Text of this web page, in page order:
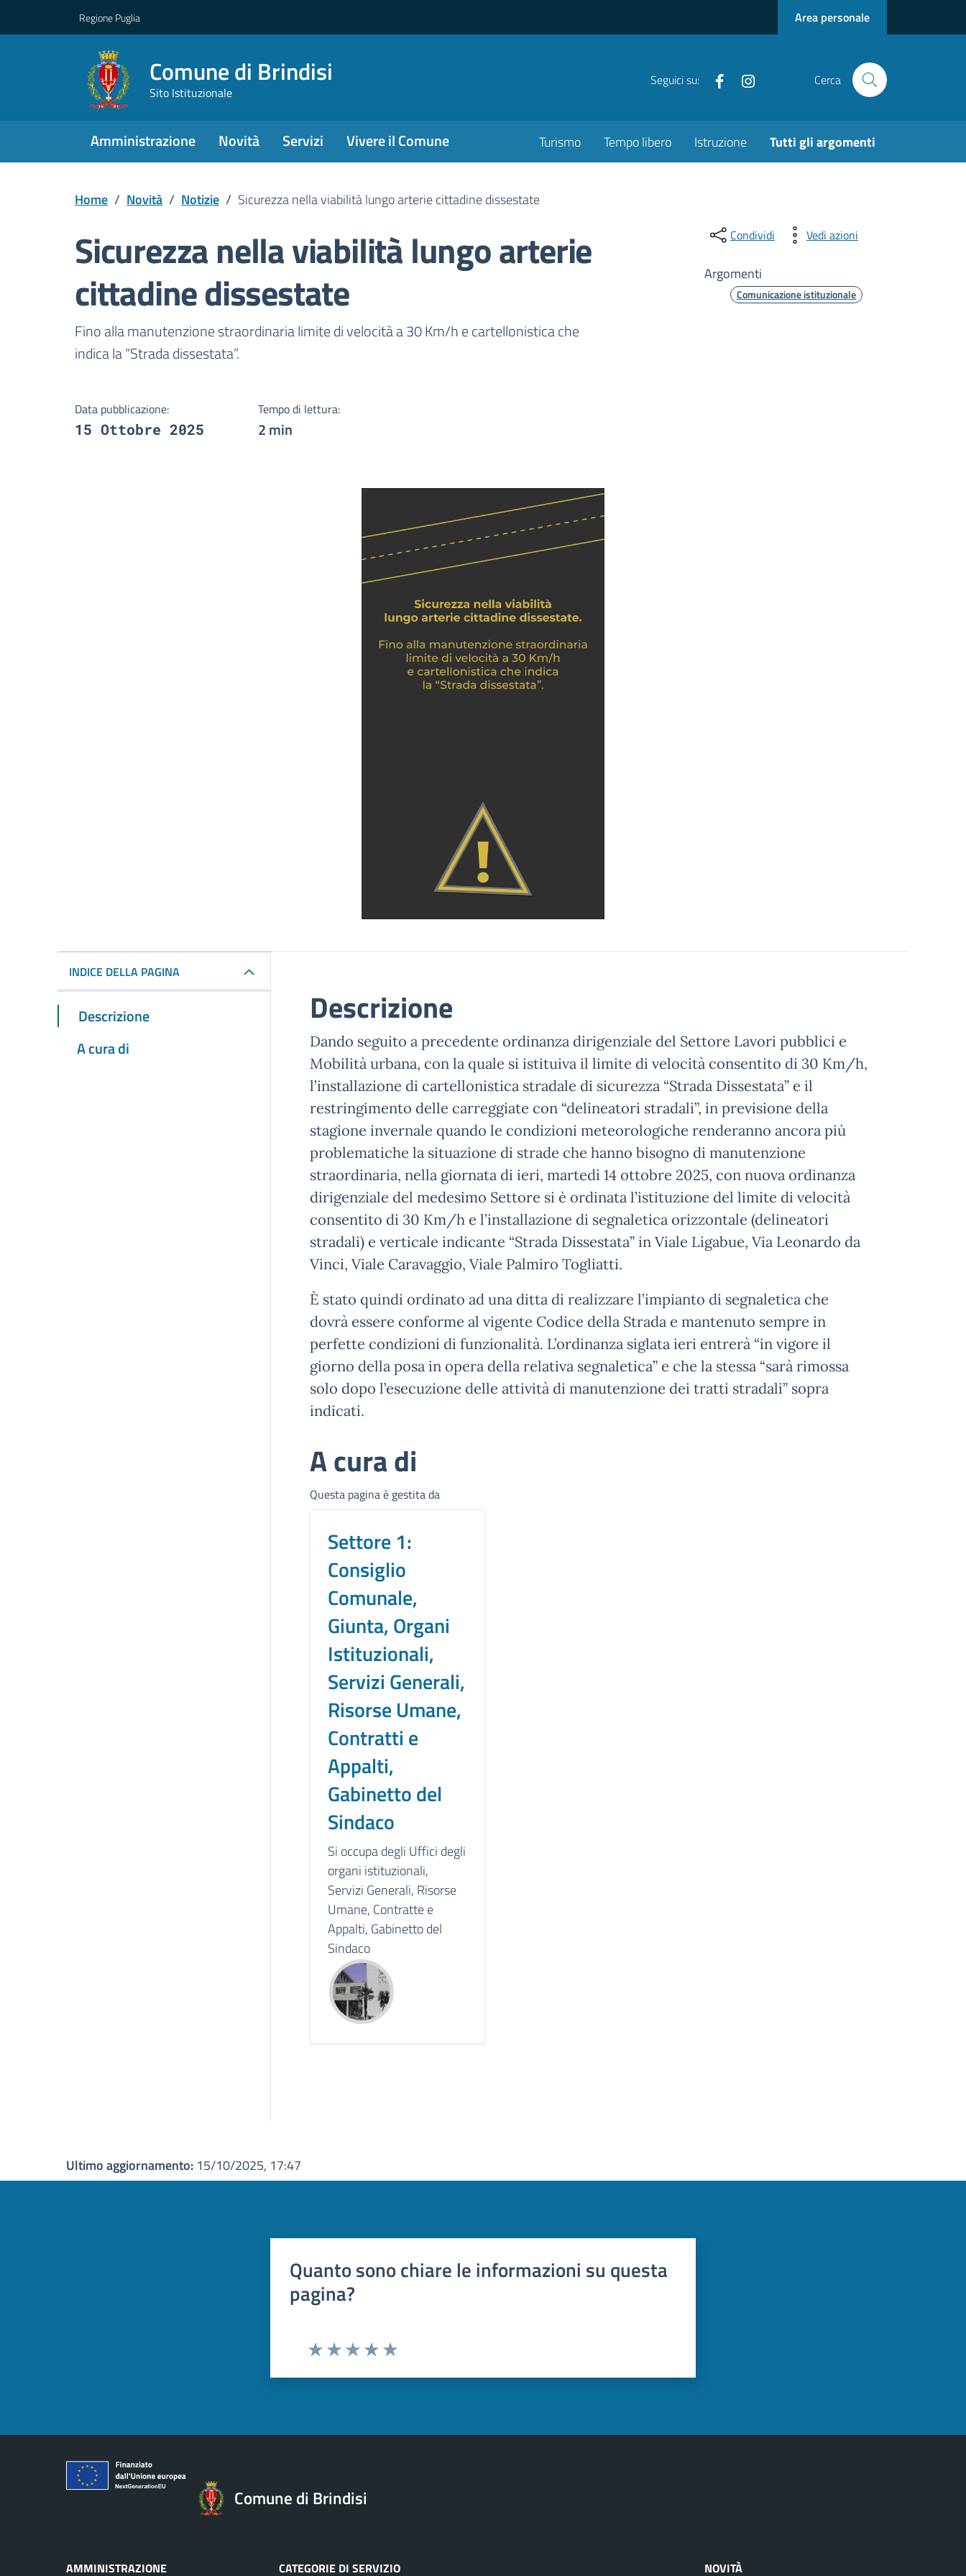
Regione Puglia Area personale
Comune di Brindisi
Sito Istituzionale
Seguici su: FacebookInstagramCerca
Amministrazione Novità Servizi Vivere il Comune Turismo Tempo libero Istruzione Tutti gli argomenti
Home / Novità / Notizie / Sicurezza nella viabilità lungo arterie cittadine dissestate
Sicurezza nella viabilità lungo arterie
cittadine dissestate
Dettagli della notizia
Fino alla manutenzione straordinaria limite di velocità a 30 Km/h e cartellonistica che
indica la “Strada dissestata”.
Data pubblicazione:
15 Ottobre 2025
Tempo di lettura:
2 min
Condividi Vedi azioni
Argomenti
Comunicazione istituzionale
INDICE DELLA PAGINA
Descrizione
A cura di
Descrizione
Dando seguito a precedente ordinanza dirigenziale del Settore Lavori pubblici e
Mobilità urbana, con la quale si istituiva il limite di velocità consentito di 30 Km/h,
l’installazione di cartellonistica stradale di sicurezza “Strada Dissestata” e il
restringimento delle carreggiate con “delineatori stradali”, in previsione della
stagione invernale quando le condizioni meteorologiche renderanno ancora più
problematiche la situazione di strade che hanno bisogno di manutenzione
straordinaria, nella giornata di ieri, martedì 14 ottobre 2025, con nuova ordinanza
dirigenziale del medesimo Settore si è ordinata l’istituzione del limite di velocità
consentito di 30 Km/h e l’installazione di segnaletica orizzontale (delineatori
stradali) e verticale indicante “Strada Dissestata” in Viale Ligabue, Via Leonardo da
Vinci, Viale Caravaggio, Viale Palmiro Togliatti.
È stato quindi ordinato ad una ditta di realizzare l’impianto di segnaletica che
dovrà essere conforme al vigente Codice della Strada e mantenuto sempre in
perfette condizioni di funzionalità. L’ordinanza siglata ieri entrerà “in vigore il
giorno della posa in opera della relativa segnaletica” e che la stessa “sarà rimossa
solo dopo l’esecuzione delle attività di manutenzione dei tratti stradali” sopra
indicati.
A cura di
Questa pagina è gestita da
Settore 1:
Consiglio
Comunale,
Giunta, Organi
Istituzionali,
Servizi Generali,
Risorse Umane,
Contratti e
Appalti,
Gabinetto del
Sindaco
Si occupa degli Uffici degli
organi istituzionali,
Servizi Generali, Risorse
Umane, Contratte e
Appalti, Gabinetto del
Sindaco
Ultimo aggiornamento: 15/10/2025, 17:47
Quanto sono chiare le informazioni su questa
pagina?
Comune di Brindisi
AMMINISTRAZIONE CATEGORIE DI SERVIZIO NOVITÀ